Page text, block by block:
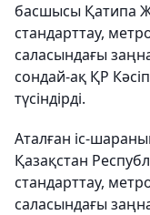
басшысы Қатипа
стандарттау,
саласындағы
сондай-ақ ҚР
түсіндірді.
Аталған іс-
Қазақстан
стандарттау,
саласындағы